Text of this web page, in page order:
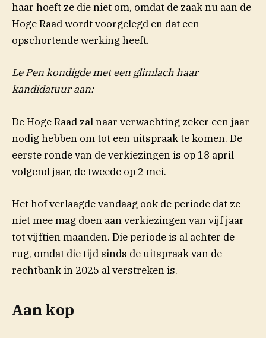
haar hoeft ze die niet om, omdat de zaak nu aan de
Hoge Raad wordt voorgelegd en dat een
opschortende werking heeft.
Le Pen kondigde met een glimlach haar
kandidatuur aan:
De Hoge Raad zal naar verwachting zeker een jaar
nodig hebben om tot een uitspraak te komen. De
eerste ronde van de verkiezingen is op 18 april
volgend jaar, de tweede op 2 mei.
Het hof verlaagde vandaag ook de periode dat ze
niet mee mag doen aan verkiezingen van vijf jaar
tot vijftien maanden. Die periode is al achter de
rug, omdat die tijd sinds de uitspraak van de
rechtbank in 2025 al verstreken is.
Aan kop